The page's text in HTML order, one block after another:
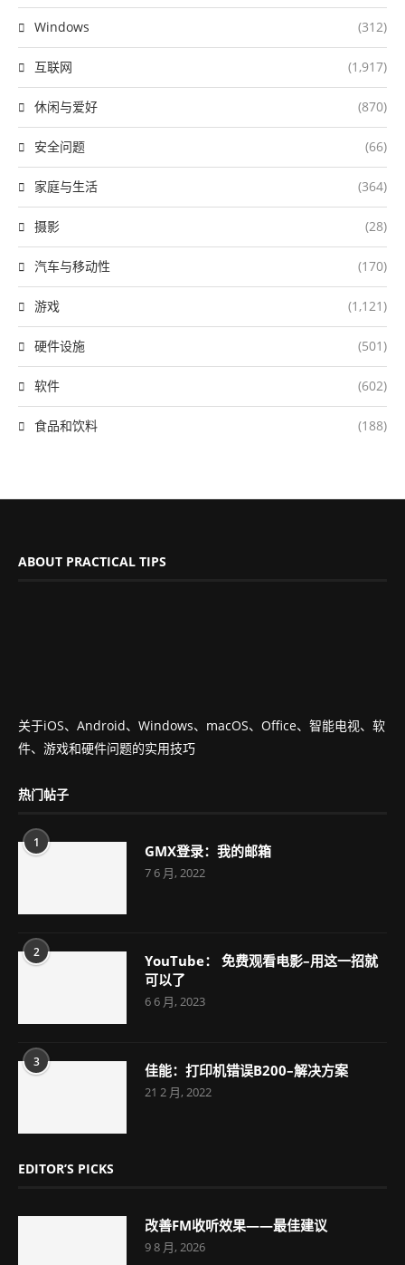
Windows (312)
互联网 (1,917)
休闲与爱好 (870)
安全问题 (66)
家庭与生活 (364)
摄影 (28)
汽车与移动性 (170)
游戏 (1,121)
硬件设施 (501)
软件 (602)
食品和饮料 (188)
ABOUT PRACTICAL TIPS
关于iOS、Android、Windows、macOS、Office、智能电视、软
件、游戏和硬件问题的实用技巧
热门帖子
1 GMX登录：我的邮箱
7 6 月, 2022
2
YouTube： 免费观看电影–用这一招就
可以了
6 6 月, 2023
3 佳能：打印机错误B200–解决方案
21 2 月, 2022
EDITOR’S PICKS
改善FM收听效果——最佳建议
9 8 月, 2026